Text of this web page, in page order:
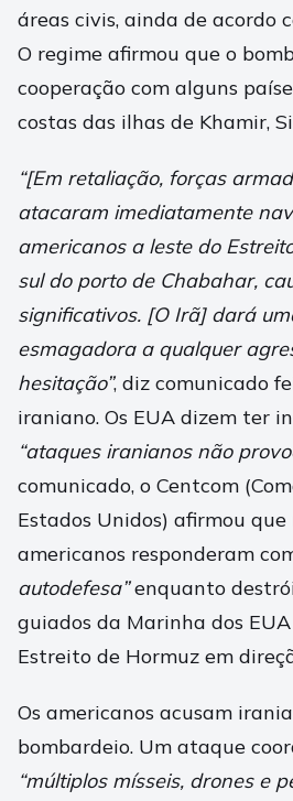
áreas civis, ainda de acordo
O regime afirmou que o
cooperação com alguns
costas das ilhas de Khamir,
“[Em retaliação, forças
atacaram imediatamente
americanos a leste do
sul do porto de Chabahar,
significativos. [O Irã] dará
esmagadora a qualquer
hesitação”, diz comunicado
iraniano. Os EUA dizem ter
“ataques iranianos não
comunicado, o Centcom
Estados Unidos) afirmou
americanos responderam
autodefesa”enquanto
guiados da Marinha dos
Estreito de Hormuz em
Os americanos acusam
bombardeio. Um ataque
“múltiplos mísseis, drones e